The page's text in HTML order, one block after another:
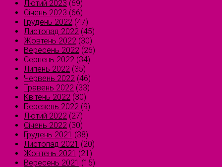
Лютий 2023 (69)
Січень 2023 (66)
Грудень 2022 (47)
Листопад 2022 (45)
Жовтень 2022 (30)
Вересень 2022 (26)
Серпень 2022 (34)
Липень 2022 (35)
Червень 2022 (46)
Травень 2022 (33)
Квітень 2022 (30)
Березень 2022 (9)
Лютий 2022 (27)
Січень 2022 (30)
Грудень 2021 (38)
Листопад 2021 (20)
Жовтень 2021 (21)
Вересень 2021 (15)